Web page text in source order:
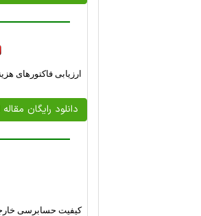
ارزیابی فاکتورهای
دانلود رایگان
کیفیت حسابرسی